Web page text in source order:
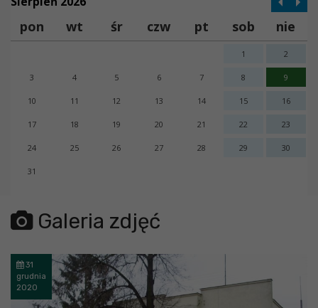
pon wt śr czw pt sob nie
1 2
3 4 5 6 7 8 9
10 11 12 13 14 15 16
17 18 19 20 21 22 23
24 25 26 27 28 29 30
31
error getting json:
Galeria zdjęć
31
grudnia
2020